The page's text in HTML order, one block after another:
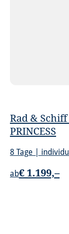
Rad &
PRINCESS
8 Tage |
ab€ 1.199,–